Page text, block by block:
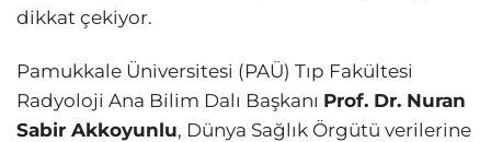
dikkat çekiyor.
Pamukkale Üniversitesi (PAÜ) Tıp Fakültesi
Radyoloji Ana Bilim Dalı Başkanı Prof. Dr. Nuran
Sabir Akkoyunlu, Dünya Sağlık Örgütü verilerine